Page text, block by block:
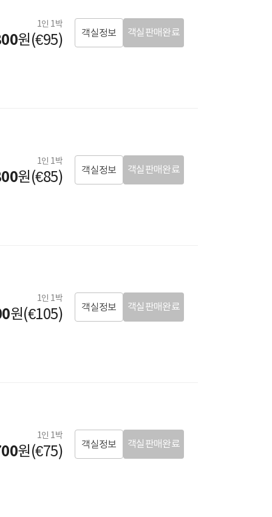
1인 1박
원(€95) 객실정보 객실판매완료
1인 1박
원(€85) 객실정보 객실판매완료
1인 1박
원(€105) 객실정보 객실판매완료
1인 1박
원(€75) 객실정보 객실판매완료